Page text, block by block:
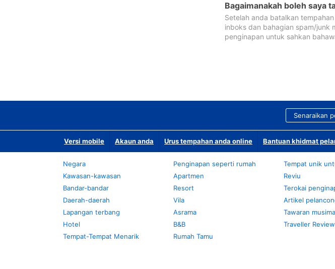
Bagaimanakah boleh saya
Setelah anda batalkan
inboks dan bahagian spam/junk
penginapan untuk sahkan
Senaraikan
Versi mobile Akaun anda Urus tempahan anda online Bantuan khidmat
Negara
Kawasan-kawasan
Bandar-bandar
Daerah-daerah
Lapangan terbang
Hotel
Tempat-Tempat Menarik
Penginapan seperti rumah
Apartmen
Resort
Vila
Asrama
B&B
Rumah Tamu
Tempat unik
Reviu
Terokai
Artikel
Tawaran
Traveller